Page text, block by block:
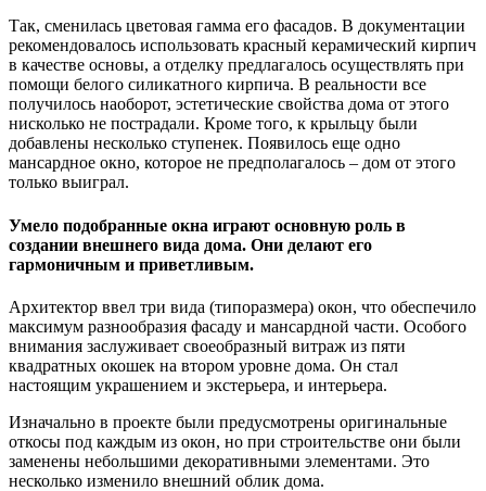
Так, сменилась цветовая гамма его фасадов. В документации
рекомендовалось использовать красный керамический кирпич
в качестве основы, а отделку предлагалось осуществлять при
помощи белого силикатного кирпича. В реальности все
получилось наоборот, эстетические свойства дома от этого
нисколько не пострадали. Кроме того, к крыльцу были
добавлены несколько ступенек. Появилось еще одно
мансардное окно, которое не предполагалось – дом от этого
только выиграл.
Умело подобранные окна играют основную роль в
создании внешнего вида дома. Они делают его
гармоничным и приветливым.
Архитектор ввел три вида (типоразмера) окон, что обеспечило
максимум разнообразия фасаду и мансардной части. Особого
внимания заслуживает своеобразный витраж из пяти
квадратных окошек на втором уровне дома. Он стал
настоящим украшением и экстерьера, и интерьера.
Изначально в проекте были предусмотрены оригинальные
откосы под каждым из окон, но при строительстве они были
заменены небольшими декоративными элементами. Это
несколько изменило внешний облик дома.